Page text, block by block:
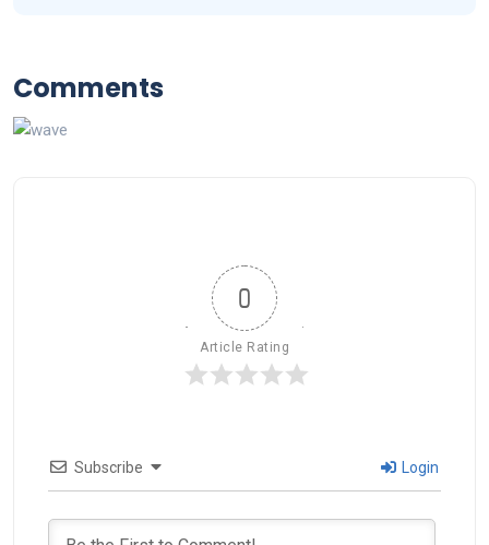
Comments
0
Article Rating
Subscribe Login